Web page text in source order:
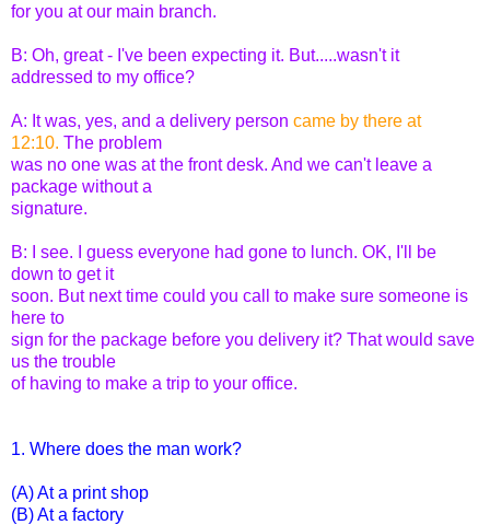
for you at our main branch.
B: Oh, great - I've been expecting it. But.....wasn't it
addressed to my office?
A: It was, yes, and a delivery person came by there at
12:10. The problem
was no one was at the front desk. And we can't leave a
package without a
signature.
B: I see. I guess everyone had gone to lunch. OK, I'll be
down to get it
soon. But next time could you call to make sure someone is
here to
sign for the package before you delivery it? That would save
us the trouble
of having to make a trip to your office.
1. Where does the man work?
(A) At a print shop
(B) At a factory